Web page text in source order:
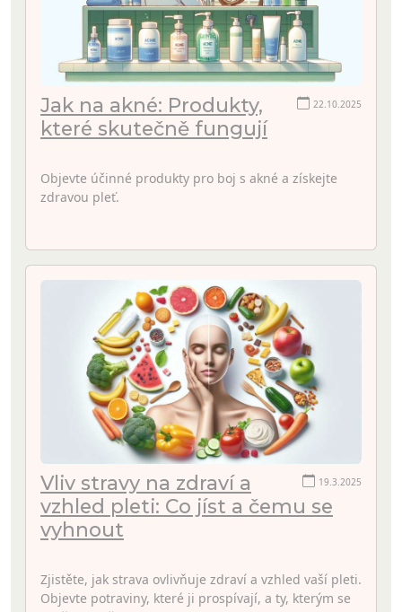
22.10.2025
Jak na akné: Produkty,
které skutečně fungují
Objevte účinné produkty pro boj s akné a získejte
zdravou pleť.
19.3.2025
Vliv stravy na zdraví a
vzhled pleti: Co jíst a čemu se
vyhnout
Zjistěte, jak strava ovlivňuje zdraví a vzhled vaší pleti.
Objevte potraviny, které ji prospívají, a ty, kterým se